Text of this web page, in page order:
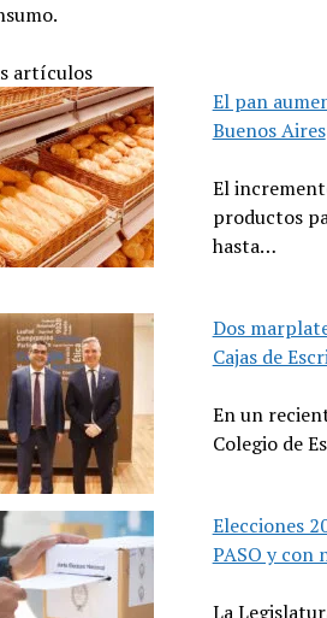
artículos
El pan
Buenos Aires
El
productos
hasta…
Dos
Cajas de
En un
Colegio de
Elecciones
PASO y con
La